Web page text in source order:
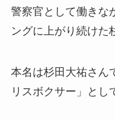
警察官として働きな
ングに上がり続けた
本名は杉田大祐さん
リスボクサー」とし